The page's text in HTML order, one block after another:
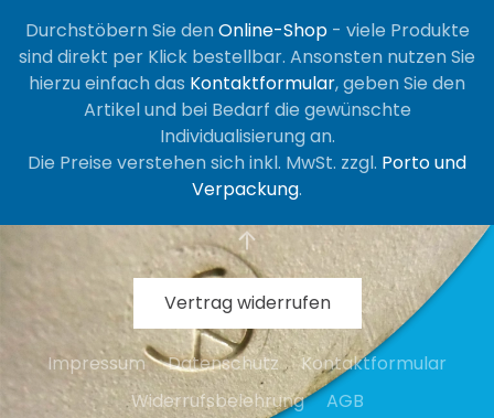
Durchstöbern Sie denOnline-Shop- viele Produkte
sind direkt per Klick bestellbar. Ansonsten nutzen Sie
hierzu einfach das Kontaktformular, geben Sie den
Artikel und bei Bedarf die gewünschte
Individualisierung an.
Die Preise verstehen sich inkl. MwSt. zzgl. Porto und
Verpackung.
Vertrag widerrufen
Impressum Datenschutz
Kontaktformular
Widerrufsbelehrung
AGB